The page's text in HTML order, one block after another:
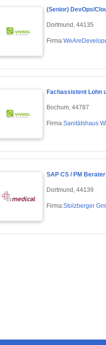
(Senior) DevOps/
Dortmund, 44135
Firma:
Fachassistent Lohn
Bochum, 44787
Firma:Sanitätshaus
SAP CS / PM
Dortmund, 44139
Firma:Stolzberger